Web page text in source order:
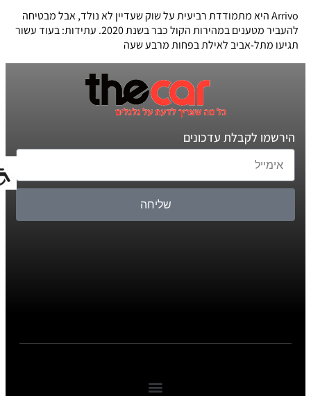
Arrivo היא מתמודדת רביעית על שוק שעדיין לא נולד, אבל מבטיחה
להעביר מטענים במהירות הקול כבר בשנת 2020. עתידות: בעוד עשור
תגיעו מתל-אביב לאילת בפחות מרבע שעה
הירשמו לקבלת עדכונים
שליחה